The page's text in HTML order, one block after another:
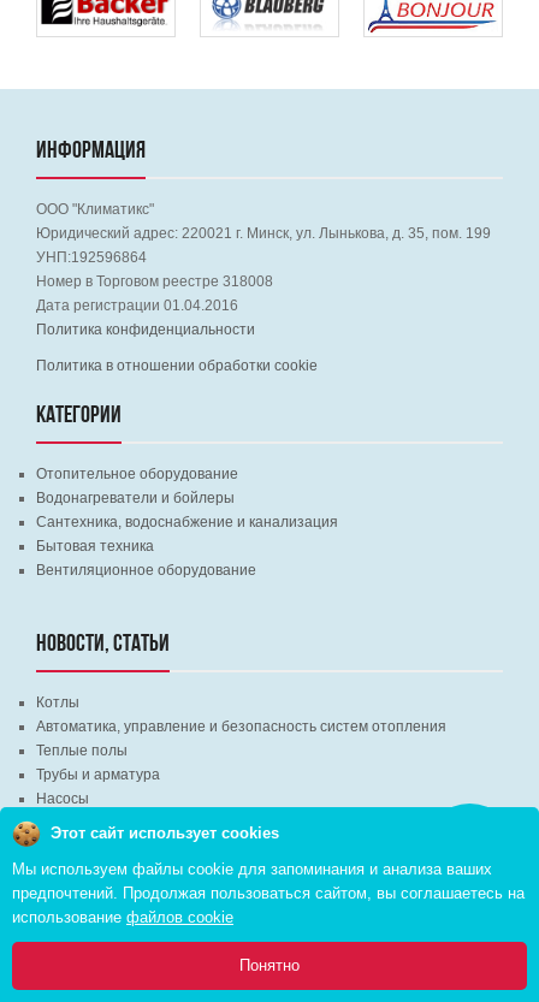
Главная Каталог Инфо Избранное Корзина:
ИНФОРМАЦИЯ
ООО "Климатикс"
Юридический адрес: 220021 г. Минск, ул. Лынькова, д. 35, пом. 199
УНП:192596864
Номер в Торговом реестре 318008
Дата регистрации 01.04.2016
Политика конфиденциальности
Политика в отношении обработки cookie
КАТЕГОРИИ
Отопительное оборудование
Водонагреватели и бойлеры
Сантехника, водоснабжение и канализация
Бытовая техника
Вентиляционное оборудование
НОВОСТИ, СТАТЬИ
Котлы
Автоматика, управление и безопасность систем отопления
Теплые полы
Трубы и арматура
Насосы
КОНТАКТЫ
г. Минск, ВЦ "Экспобел", строительный рынок, павильон № 8c
г. Минск, ул. М. Лынькова, д. 35, пом. 199
Этот сайт использует cookies
Мы используем файлы cookie для запоминания и анализа ваших
предпочтений. Продолжая пользоваться сайтом, вы соглашаетесь на
использование файлов cookie
Понятно